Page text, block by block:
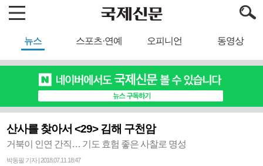
뉴스 스포츠·연예 오피니언 동영상
산사를 찾아서 <29> 김해 구천암
거북이 인연 간직… 기도 효험 좋은 사찰로 명성
박동필 기자 | 2018.07.11 18:47